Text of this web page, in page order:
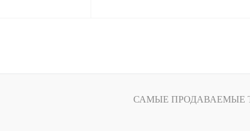
К сравнению Купить в 1 клик К
САМЫЕ ПРОДАВАЕМЫЕ